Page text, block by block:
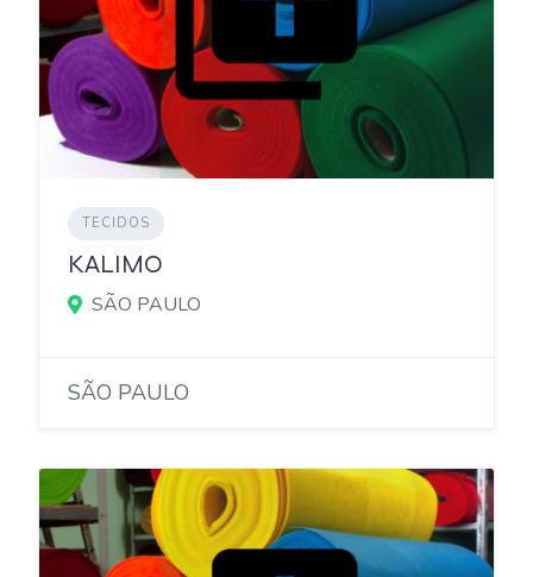
TECIDOS
KALIMO
SÃO PAULO
SÃO PAULO